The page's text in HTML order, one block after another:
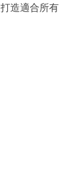
造適合所有